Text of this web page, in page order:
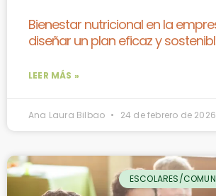
Bienestar nutricional en la
diseñar un plan eficaz y
LEER MÁS »
Ana Laura Bilbao 24 de febrero de 2026
ESCOLARES/